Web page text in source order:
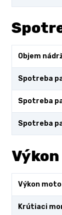
Objem
Spotreba
Spotreba
Spotreba
Výkon
Výkon
Krútiaci